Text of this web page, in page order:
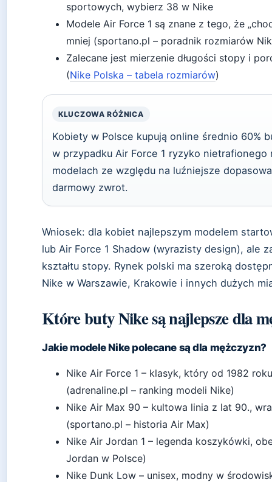
sportowych, wybierz 38 w Nike
Modele Air Force 1 są znane z tego, że
mniej (sportano.pl – poradnik rozmiarów
Zalecane jest mierzenie długości stopy i
(Nike Polska – tabela rozmiarów)
KLUCZOWA RÓŻNICA
Kobiety w Polsce kupują online średnio 60%
w przypadku Air Force 1 ryzyko
modelach ze względu na luźniejsze
darmowy zwrot.
Wniosek: dla kobiet najlepszym modelem
lub Air Force 1 Shadow (wyrazisty design), ale
kształtu stopy. Rynek polski ma szeroką
Nike w Warszawie, Krakowie i innych dużych
Które buty Nike są najlepsze dla
Jakie modele Nike polecane są dla mężczyzn?
Nike Air Force 1 – klasyk, który od 1982
(adrenaline.pl – ranking modeli Nike)
Nike Air Max 90 – kultowa linia z lat 90.,
(sportano.pl – historia Air Max)
Nike Air Jordan 1 – legenda koszykówki,
Jordan w Polsce)
Nike Dunk Low – unisex, modny w